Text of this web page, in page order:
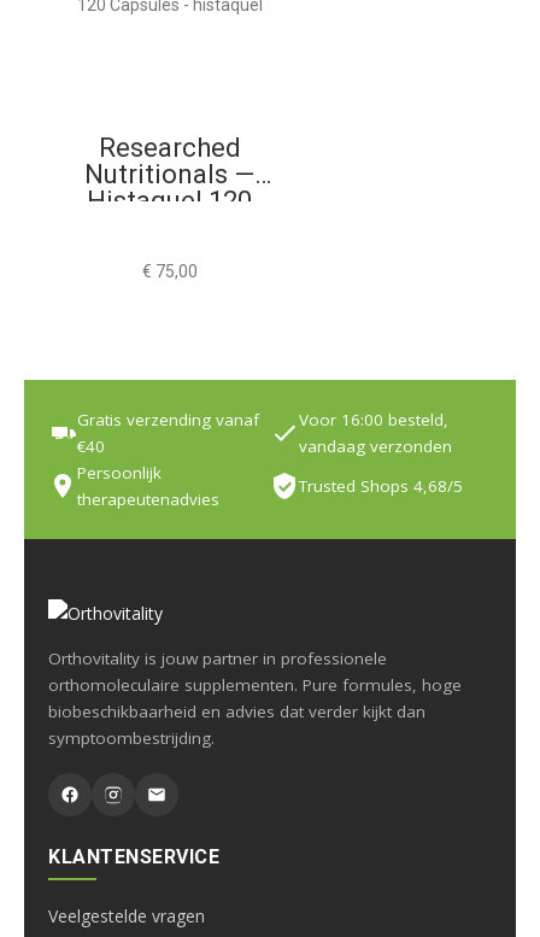
Researched
Nutritionals —
Histaquel 120
€ 75,00
Gratis verzending vanaf
€40
Voor 16:00 besteld,
vandaag verzonden
Persoonlijk
therapeutenadvies
Trusted Shops 4,68/5
Orthovitality is jouw partner in professionele
orthomoleculaire supplementen. Pure formules, hoge
biobeschikbaarheid en advies dat verder kijkt dan
symptoombestrijding.
KLANTENSERVICE
Veelgestelde vragen